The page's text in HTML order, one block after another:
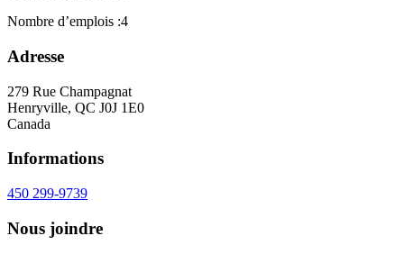
Nombre d’emplois :4
Adresse
279 Rue Champagnat
Henryville, QC J0J 1E0
Canada
Informations
450 299-9739
Nous joindre